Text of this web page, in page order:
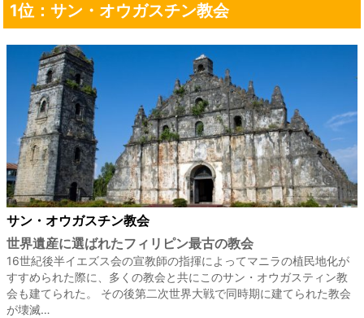
1位：サン・オウガスチン教会
サン・オウガスチン教会
世界遺産に選ばれたフィリピン最古の教会
16世紀後半イエズス会の宣教師の指揮によってマニラの植民地化が
すすめられた際に、多くの教会と共にこのサン・オウガスティン教
会も建てられた。 その後第二次世界大戦で同時期に建てられた教会
が壊滅…